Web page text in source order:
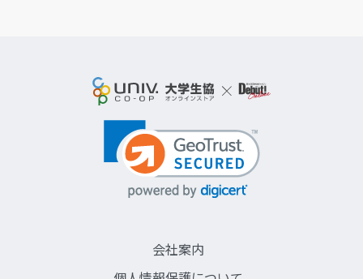
会社案内